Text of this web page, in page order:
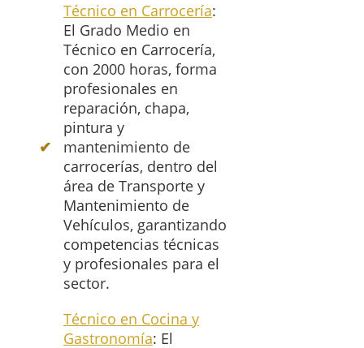
Técnico en Carrocería:
El Grado Medio en
Técnico en Carrocería,
con 2000 horas, forma
profesionales en
reparación, chapa,
pintura y
mantenimiento de
carrocerías, dentro del
área de Transporte y
Mantenimiento de
Vehículos, garantizando
competencias técnicas
y profesionales para el
sector.
Técnico en Cocina y
Gastronomía: El